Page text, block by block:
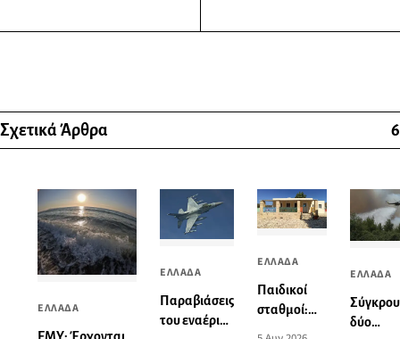
Σχετικά Άρθρα 6
ΕΛΛΑΔΑ
ΕΜΥ: Έρχονται
ΕΛΛΑΔΑ
Παραβιάσεις
του εναέριου
ΕΛΛΑΔΑ
Παιδικοί
σταθμοί:
ΕΛΛΑΔΑ
δύο